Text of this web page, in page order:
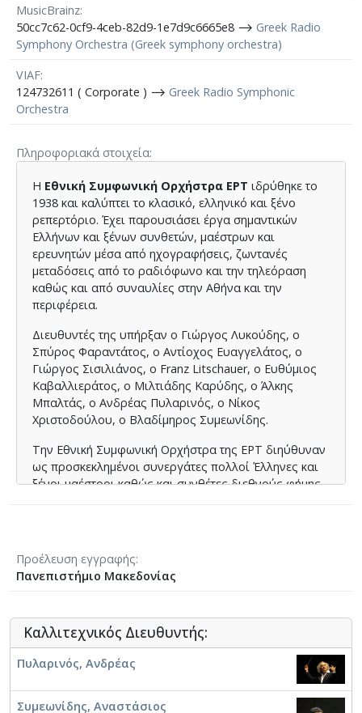
MusicBrainz
50cc7c62-0cf9-4ceb-82d9-1e7d9c6665e8 ⟶ Greek Radio
Symphony Orchestra (Greek symphony orchestra)
VIAF
124732611 ( Corporate ) ⟶ Greek Radio Symphonic
Orchestra
Πληροφοριακά στοιχεία
Η Εθνική Συμφωνική Ορχήστρα ΕΡΤ ιδρύθηκε το
1938 και καλύπτει το κλασικό, ελληνικό και ξένο
ρεπερτόριο. Έχει παρουσιάσει έργα σημαντικών
Ελλήνων και ξένων συνθετών, μαέστρων και
ερευνητών μέσα από ηχογραφήσεις, ζωντανές
μεταδόσεις από το ραδιόφωνο και την τηλεόραση
καθώς και από συναυλίες στην Αθήνα και την
περιφέρεια.
Διευθυντές της υπήρξαν ο Γιώργος Λυκούδης, ο
Σπύρος Φαραντάτος, ο Αντίοχος Ευαγγελάτος, ο
Γιώργος Σισιλιάνος, ο Franz Litschauer, ο Ευθύμιος
Καβαλλιεράτος, ο Μιλτιάδης Καρύδης, ο Άλκης
Μπαλτάς, ο Ανδρέας Πυλαρινός, ο Νίκος
Χριστοδούλου, ο Βλαδίμηρος Συμεωνίδης.
Την Εθνική Συμφωνική Ορχήστρα της ΕΡΤ διηύθυναν
ως προσκεκλημένοι συνεργάτες πολλοί Έλληνες και
ξένοι μαέστροι καθώς και συνθέτες διεθνούς φήμης,
Γκιόργκι Λέχελ, Γεχούντι Μενουχίν, Χορστ Νόυμαν,
Άντον Νανούτ, Ρολφ Ρόυτερ, Κρίστιαν Λίντμπεργκ,
Κριστιάν Μαντεάλ, Λουκάς Καρυτινός, Μίλτος
Οδυσσέας Δημητριάδης, Ανδρέας Παρίδης,
Βλαδίμηρος Συμεωνίδης, Μιχάλης Οικονόμου,
Τάσος Συμεωνίδης, Γιώργος Πέτρου, Ανδρέας
Τσελίκας, Νίκος Τσούχλος.
Με την ορχήστρα συνέπραξαν ως σολίστ πολλοί
Προέλευση εγγραφής
Πανεπιστήμιο Μακεδονίας
Καλλιτεχνικός Διευθυντής:
Πυλαρινός, Ανδρέας
Συμεωνίδης, Αναστάσιος